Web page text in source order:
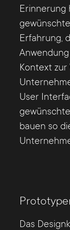
Erinnerung
Erfahrung,
Kontext zur
User
bauen so
Das